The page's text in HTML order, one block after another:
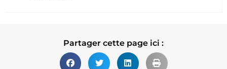
Partager cette page ici :